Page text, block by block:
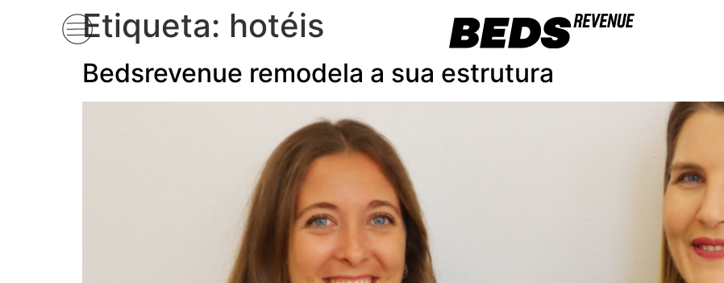
Etiqueta: hotéis
Bedsrevenue remodela a sua estrutura